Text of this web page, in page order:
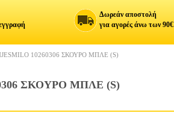
Δωρεάν αποστολή
για αγορές άνω των 90€
10260306 ΣΚΟΥΡΟ ΜΠΛΕ (S)
ΣΚΟΥΡΟ ΜΠΛΕ (S)